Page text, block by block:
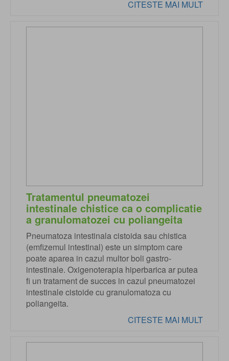
CITESTE MAI MULT
Tratamentul pneumatozei
intestinale chistice ca o complicatie
a granulomatozei cu poliangeita
Pneumatoza intestinala cistoida sau chistica
(emfizemul intestinal) este un simptom care
poate aparea in cazul multor boli gastro-
intestinale. Oxigenoterapia hiperbarica ar putea
fi un tratament de succes in cazul pneumatozei
intestinale cistoide cu granulomatoza cu
poliangeita.
CITESTE MAI MULT